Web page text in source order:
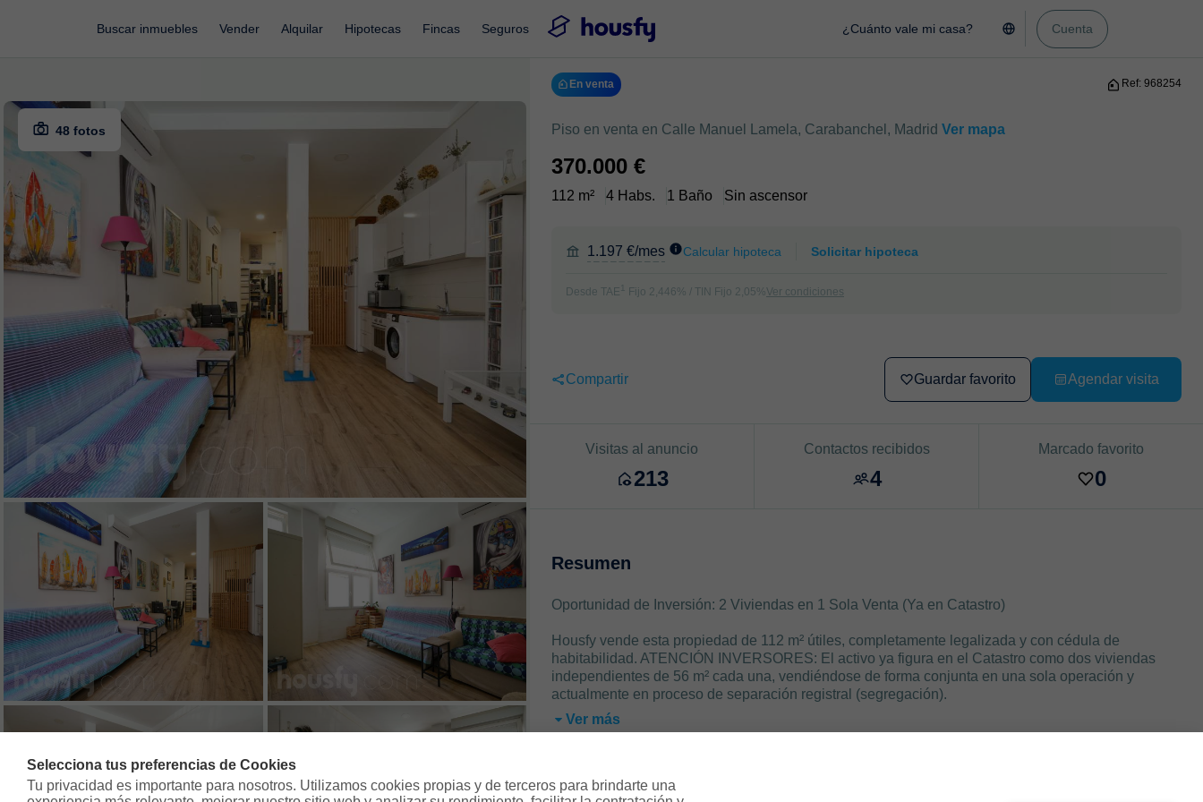
Selecciona tus preferencias de Cookies
Tu privacidad es importante para nosotros. Utilizamos cookies propias y de terceros para brindarte una
Buscar inmuebles Vender Alquilar Hipotecas Fincas Seguros ¿Cuánto vale mi casa? Cuenta
48 fotos
En venta Ref: 968254
Piso en venta en Calle Manuel Lamela, Carabanchel, Madrid Ver mapa
370.000 €
112 m² 4 Habs. 1 Baño Sin ascensor
1.197 €/mes Calcular hipoteca Solicitar hipoteca
Desde TAE 1 Fijo 2,446% / TIN Fijo 2,05% Ver condiciones
Compartir Guardar favorito Agendar visita
Visitas al anuncio
213
Contactos recibidos
4
Marcado favorito
0
Resumen
Oportunidad de Inversión: 2 Viviendas en 1 Sola Venta (Ya en Catastro)
Housfy vende esta propiedad de 112 m² útiles, completamente legalizada y con cédula de
habitabilidad. ATENCIÓN INVERSORES: El activo ya figura en el Catastro como dos viviendas
independientes de 56 m² cada una, vendiéndose de forma conjunta en una sola operación y
actualmente en proceso de separación registral (segregación).
Ver más